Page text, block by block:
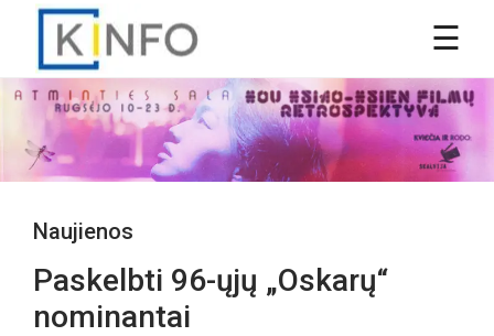
Naujienos
Paskelbti 96-ųjų „Oskarų“
nominantai